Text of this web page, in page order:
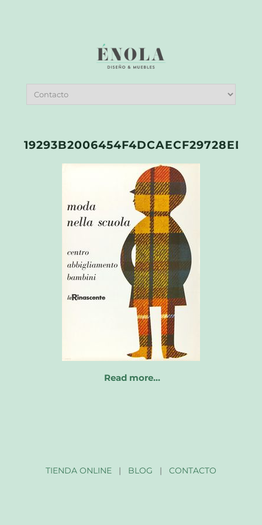
Read more…
TIENDA ONLINE| BLOG | CONTACTO